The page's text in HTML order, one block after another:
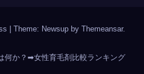
Theme: Newsup by Themeansar.
何か？ ➡女性育毛剤比較ランキング